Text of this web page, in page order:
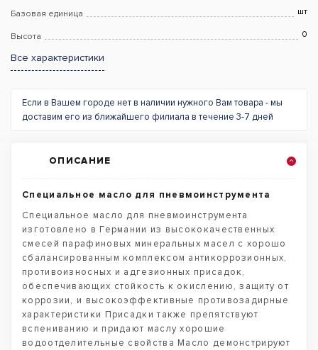
Базовая единица шт
Высота 0
Все характеристики
Если в Вашем городе нет в наличии нужного Вам товара - мы
доставим его из ближайшего филиала в течение 3-7 дней
ОПИСАНИЕ
Специальное масло для пневмоинструмента
Специальное масло для пневмоинструмента
изготовлено в Германии из высококачественных
смесей парафиновых минеральных масел с хорошо
сбалансированным комплексом антикоррозионных,
противоизносных и адгезионных присадок,
обеспечивающих стойкость к окислению, защиту от
коррозии, и высокоэффективные противозадирные
характеристики Присадки также препятствуют
вспениванию и придают маслу хорошие
водоотделительные свойства Масло демонстрируют